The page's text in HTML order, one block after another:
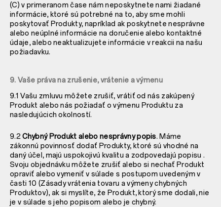
(C) v primeranom čase nám neposkytnete nami žiadané
informácie, ktoré sú potrebné na to, aby sme mohli
poskytovať Produkty, napríklad ak poskytnete nesprávne
alebo neúplné informácie na doručenie alebo kontaktné
údaje, alebo neaktualizujete informácie v reakcii na našu
požiadavku.
9. Vaše práva na zrušenie, vrátenie a výmenu
9.1 Vašu zmluvu môžete zrušiť, vrátiť od nás zakúpený
Produkt alebo nás požiadať o výmenu Produktu za
nasledujúcich okolností.
9.2Chybný Produkt alebo nesprávny popis. Máme
zákonnú povinnosť dodať Produkty, ktoré sú vhodné na
daný účel, majú uspokojivú kvalitu a zodpovedajú popisu .
Svoju objednávku môžete zrušiť alebo si nechať Produkt
opraviť alebo vymeniť v súlade s postupom uvedeným v
časti 10 (Zásady vrátenia tovaru a výmeny chybných
Produktov), ak si myslíte, že Produkt, ktorý sme dodali, nie
je v súlade s jeho popisom alebo je chybný.